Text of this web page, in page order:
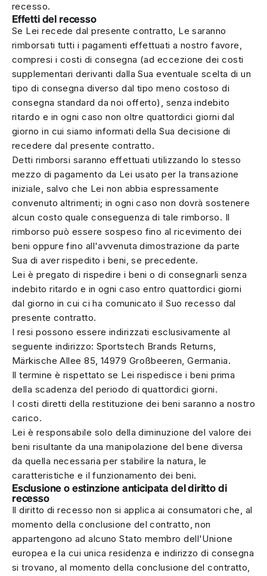
recesso.
Effetti del recesso
Se Lei recede dal presente contratto, Le saranno
rimborsati tutti i pagamenti effettuati a nostro favore,
compresi i costi di consegna (ad eccezione dei costi
supplementari derivanti dalla Sua eventuale scelta di un
tipo di consegna diverso dal tipo meno costoso di
consegna standard da noi offerto), senza indebito
ritardo e in ogni caso non oltre quattordici giorni dal
giorno in cui siamo informati della Sua decisione di
recedere dal presente contratto.
Detti rimborsi saranno effettuati utilizzando lo stesso
mezzo di pagamento da Lei usato per la transazione
iniziale, salvo che Lei non abbia espressamente
convenuto altrimenti; in ogni caso non dovrà sostenere
alcun costo quale conseguenza di tale rimborso. Il
rimborso può essere sospeso fino al ricevimento dei
beni oppure fino all'avvenuta dimostrazione da parte
Sua di aver rispedito i beni, se precedente.
Lei è pregato di rispedire i beni o di consegnarli senza
indebito ritardo e in ogni caso entro quattordici giorni
dal giorno in cui ci ha comunicato il Suo recesso dal
presente contratto.
I resi possono essere indirizzati esclusivamente al
seguente indirizzo: Sportstech Brands Returns,
Märkische Allee 85, 14979 Großbeeren, Germania.
Il termine è rispettato se Lei rispedisce i beni prima
della scadenza del periodo di quattordici giorni.
I costi diretti della restituzione dei beni saranno a nostro
carico.
Lei è responsabile solo della diminuzione del valore dei
beni risultante da una manipolazione del bene diversa
da quella necessaria per stabilire la natura, le
caratteristiche e il funzionamento dei beni.
Esclusione o estinzione anticipata del diritto di
recesso
Il diritto di recesso non si applica ai consumatori che, al
momento della conclusione del contratto, non
appartengono ad alcuno Stato membro dell'Unione
europea e la cui unica residenza e indirizzo di consegna
si trovano, al momento della conclusione del contratto,